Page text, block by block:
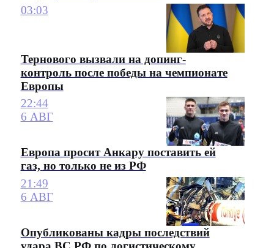
03:03
Тернового вызвали на допинг-
контроль после победы на чемпионате
Европы
22:44
6 АВГ
Европа просит Анкару поставить ей
газ, но только не из РФ
21:49
6 АВГ
Опубликованы кадры последствий